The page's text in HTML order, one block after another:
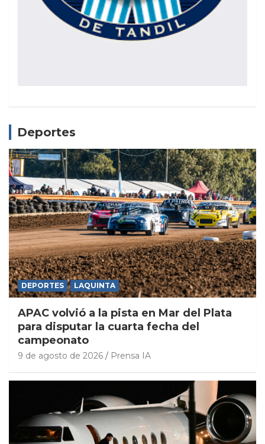
Deportes
DEPORTES LAQUINTA
APAC volvió a la pista en Mar del Plata
para disputar la cuarta fecha del
campeonato
9 de agosto de 2026 Prensa IA